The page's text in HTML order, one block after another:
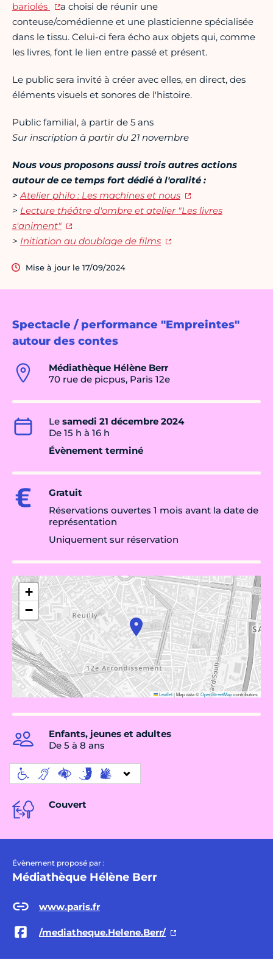
Spectacle / performance "Empreintes"
autour des contes
Médiathèque Hélène Berr
70 rue de picpus, Paris 12e
Le samedi 21 décembre 2024
De 15 h à 16 h
Évènement terminé
Gratuit
Réservations ouvertes 1 mois avant la date de
représentation
Uniquement sur réservation
+
−
Leaflet|Map data ©OpenStreetMapcontributors
Enfants, jeunes et adultes
De 5 à 8 ans
Couvert
Évènement proposé par :
Médiathèque Hélène Berr
www.paris.fr
/mediatheque.Helene.Berr/
bariolés
a choisi de réunir une
conteuse/comédienne et une plasticienne spécialisée
dans le tissu. Celui-ci fera écho aux objets qui, comme
les livres, font le lien entre passé et présent.
Le public sera invité à créer avec elles, en direct, des
éléments visuels et sonores de l'histoire.
Public familial, à partir de 5 ans
Sur inscription à partir du 21 novembre
Nous vous proposons aussi trois autres actions
autour de ce temps fort dédié à l'oralité :
>Atelier philo : Les machines et nous
> Lecture théâtre d'ombre et atelier "Les livres
s'animent"
> Initiation au doublage de films
Mise à jour le 17/09/2024